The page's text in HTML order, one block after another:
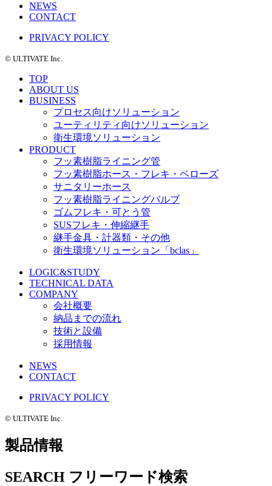
NEWS
CONTACT
PRIVACY POLICY
©️ ULTIVATE Inc.
TOP
ABOUT US
BUSINESS
プロセス向けソリューション
ユーティリティ向けソリューション
衛生環境ソリューション
PRODUCT
フッ素樹脂ライニング管
フッ素樹脂ホース・フレキ・ベローズ
サニタリーホース
フッ素樹脂ライニングバルブ
ゴムフレキ・可とう管
SUSフレキ・伸縮継手
継手金具・計器類・その他
衛生環境ソリューション「bclas」
LOGIC&STUDY
TECHNICAL DATA
COMPANY
会社概要
納品までの流れ
技術と設備
採用情報
NEWS
CONTACT
PRIVACY POLICY
©️ ULTIVATE Inc.
製品情報
SEARCH フリーワード検索